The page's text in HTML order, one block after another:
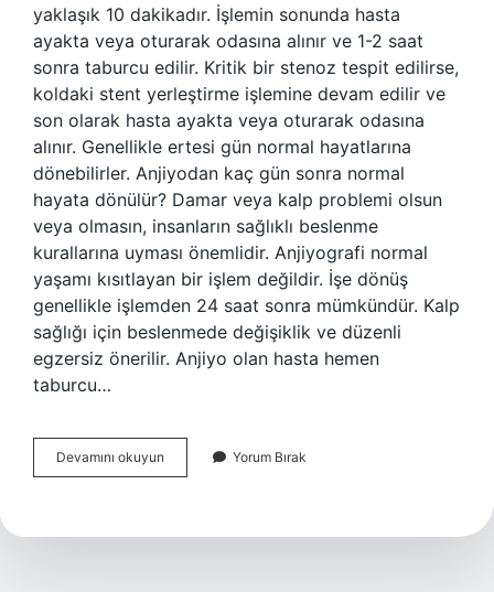
yaklaşık 10 dakikadır. İşlemin sonunda hasta
ayakta veya oturarak odasına alınır ve 1-2 saat
sonra taburcu edilir. Kritik bir stenoz tespit edilirse,
koldaki stent yerleştirme işlemine devam edilir ve
son olarak hasta ayakta veya oturarak odasına
alınır. Genellikle ertesi gün normal hayatlarına
dönebilirler. Anjiyodan kaç gün sonra normal
hayata dönülür? Damar veya kalp problemi olsun
veya olmasın, insanların sağlıklı beslenme
kurallarına uyması önemlidir. Anjiyografi normal
yaşamı kısıtlayan bir işlem değildir. İşe dönüş
genellikle işlemden 24 saat sonra mümkündür. Kalp
sağlığı için beslenmede değişiklik ve düzenli
egzersiz önerilir. Anjiyo olan hasta hemen
taburcu…
Devamını okuyun
Olan
Gün
Yorum Bırak